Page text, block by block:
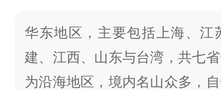
华东地区，主要包括上海、江
建、江西、山东与台湾，共七
为沿海地区，境内名山众多，